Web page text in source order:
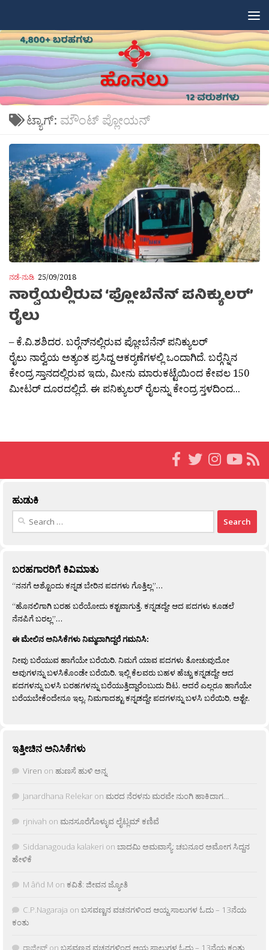
ಟ್ಯಾಗ್: ಮೌಂಟ್ ಪ್ಲೋಯನ್
ನಡೆ-ನುಡಿ 25/09/2018
ನಾರ‍್ವೆಯಲ್ಲಿರುವ ‘ಪ್ಲೋಬೆನೆನ್ ಪನಿಕ್ಯುಲರ್’
ರೈಲು
– ಕೆ.ವಿ.ಶಶಿದರ. ಬರ‍್ಗೆನ್‍ನಲ್ಲಿರುವ ಪ್ಲೋಬೆನೆನ್ ಪನಿಕ್ಯುಲರ್
ರೈಲು ನಾರ‍್ವೆಯ ಅತ್ಯಂತ ಪ್ರಸಿದ್ದ ಆಕರ‍್ಶಣೆಗಳಲ್ಲಿ ಒಂದಾಗಿದೆ. ಬರ‍್ಗೆನ್ನಿನ
ಕೇಂದ್ರ ಸ್ತಾನದಲ್ಲಿರುವ ಇದು, ಮೀನು ಮಾರುಕಟ್ಟೆಯಿಂದ ಕೇವಲ 150
ಮೀಟರ್ ದೂರದಲ್ಲಿದೆ. ಈ ಪನಿಕ್ಯುಲರ್ ರೈಲನ್ನು ಕೇಂದ್ರ ಸ್ತಳದಿಂದ...
ಹುಡುಕಿ
Search
ಬರಹಗಾರರಿಗೆ ಕಿವಿಮಾತು
“ನನಗೆ ಅಶ್ಟೊಂದು ಕನ್ನಡ ಬೇರಿನ ಪದಗಳು ಗೊತ್ತಿಲ್ಲ”…
“ಹೊನಲಿಗಾಗಿ ಬರಹ ಬರೆಯೋದು ಕಶ್ಟವಾಗುತ್ತೆ. ಕನ್ನಡದ್ದೇ ಆದ ಪದಗಳು ಕೂಡಲೆ
ನೆನಪಿಗೆ ಬರಲ್ಲ”…
ಈ ಮೇಲಿನ ಅನಿಸಿಕೆಗಳು ನಿಮ್ಮದಾಗಿದ್ದರೆ ಗಮನಿಸಿ:
ನೀವು ಬರೆಯುವ ಹಾಗೆಯೇ ಬರೆಯಿರಿ. ನಿಮಗೆ ಯಾವ ಪದಗಳು ತೋಚುವುದೋ
ಅವುಗಳನ್ನು ಬಳಸಿಕೊಂಡೇ ಬರೆಯಿರಿ. ಇಲ್ಲಿ ಕೆಲವರು ಬಹಳ ಹೆಚ್ಚು ಕನ್ನಡದ್ದೇ ಆದ
ಪದಗಳನ್ನು ಬಳಸಿ ಬರಹಗಳನ್ನು ಬರೆಯುತ್ತಿದ್ದಾರೆಂಬುದು ದಿಟ. ಆದರೆ ಎಲ್ಲರೂ ಹಾಗೆಯೇ
ಬರೆಯಬೇಕೆಂದೇನೂ ಇಲ್ಲ. ನಿಮಗಾದಶ್ಟು ಕನ್ನಡದ್ದೇ ಪದಗಳನ್ನು ಬಳಸಿ ಬರೆಯಿರಿ, ಅಶ್ಟೇ.
ಇತ್ತೀಚಿನ ಅನಿಸಿಕೆಗಳು
Viren on ಹುಣಸೆ ಹುಳಿ ಅನ್ನ
Janardhana Relekar on ಮರದ ನೆರಳನು ಮರವೇ ನುಂಗಿ ಹಾಕಿದಾಗ…
rjnivah on ಮನಸೂರೆಗೊಳ್ಳುವ ಲೈಟ್ಲಮ್ ಕಣಿವೆ
Siddanagouda kalakeri on ಬಾದಮಿ ಅಮವಾಸ್ಯೆ: ಚಬನೂರ ಅಮೋಗ ಸಿದ್ದನ
ಹೇಳಿಕೆ
M âñd M on ಕವಿತೆ: ಜೀವನ ಜ್ಯೋತಿ
C.P.Nagaraja on ಬಸವಣ್ಣನ ವಚನಗಳಿಂದ ಆಯ್ದ ಸಾಲುಗಳ ಓದು – 13ನೆಯ
ಕಂತು
ರಾಜೀವ್ on ಬಸವಣ್ಣನ ವಚನಗಳಿಂದ ಆಯ್ದ ಸಾಲುಗಳ ಓದು – 13ನೆಯ ಕಂತು